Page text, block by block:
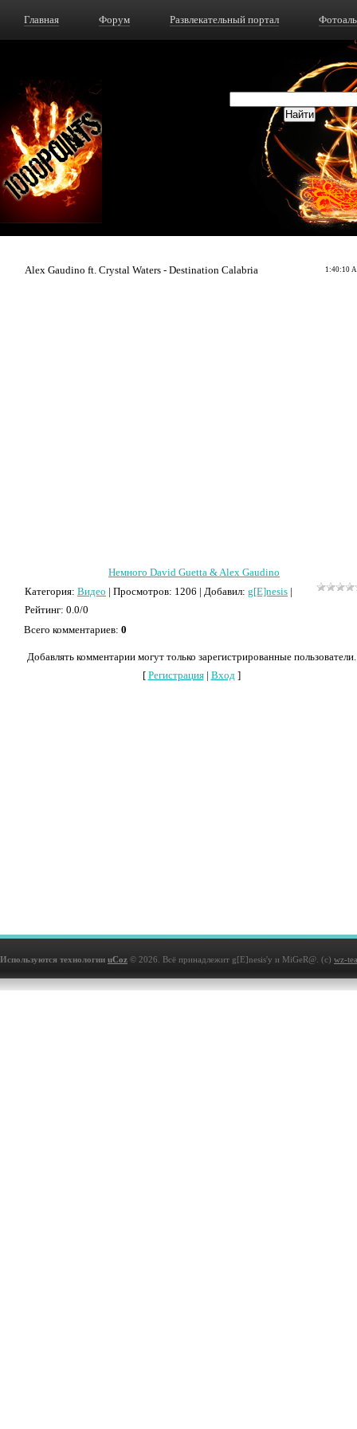
Главная Форум Развлекательный портал
1:40:10
Alex Gaudino ft. Crystal Waters - Destination Calabria
Немного David Guetta & Alex Gaudino
Категория: Видео | Просмотров: 1206 | Добавил: g[E]nesis |
Рейтинг: 0.0/0
Всего комментариев: 0
Добавлять комментарии могут только зарегистрированные пользователи.
[ Регистрация| Вход]
Используются технологии uCoz © 2026. Всё принадлежит g[E]nesis'у и MiGeR@. (с) wz-